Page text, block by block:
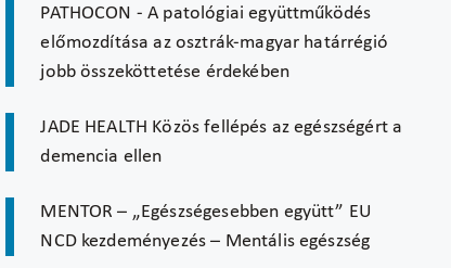
PATHOCON - A patológiai együttműködés
előmozdítása az osztrák-magyar határrégió
jobb összeköttetése érdekében
JADE HEALTH Közös fellépés az egészségért a
demencia ellen
MENTOR – „Egészségesebben együtt” EU
NCD kezdeményezés – Mentális egészség